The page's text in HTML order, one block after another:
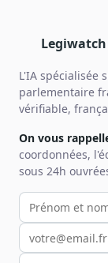
Legiwatch
L'IA spécialisée
parlementaire
vérifiable,
On vous
coordonnées,
sous 24h
Votre prénom et
Votre email
Votre téléphone